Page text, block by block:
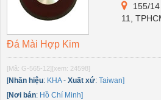
155/
11,
Đá Mài Hợp Kim
[Mã: G-565-12][xem: 24598]
[Nhãn hiệu: KHA- Xuất xứ: Taiwan]
[Nơi bán: Hồ Chí Minh]